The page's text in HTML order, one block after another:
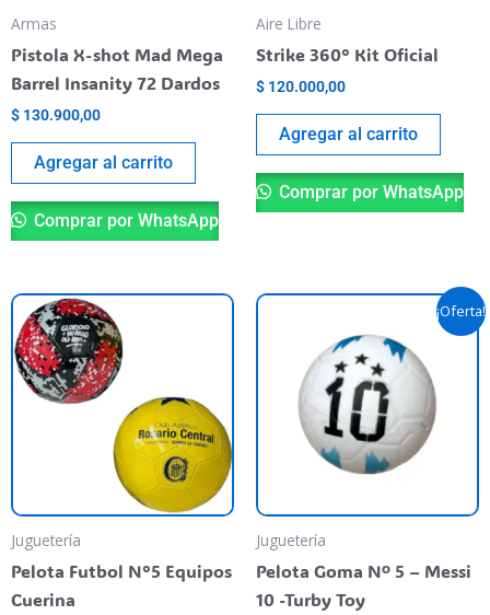
Armas
Pistola X-shot Mad Mega
Barrel Insanity 72 Dardos
$ 130.900,00
Agregar al carrito
Comprar por WhatsApp
Aire Libre
Strike 360° Kit Oficial
$ 120.000,00
Agregar al carrito
Comprar por WhatsApp
Juguetería
Pelota Futbol N°5 Equipos
Cuerina
Este
variantes.
Las
opciones
se
pueden
elegir
¡Oferta!
Juguetería
Pelota Goma Nº 5 – Messi
10 -Turby Toy
El
original
era:
$ 13.900,00.
El
precio
actual
es:
$